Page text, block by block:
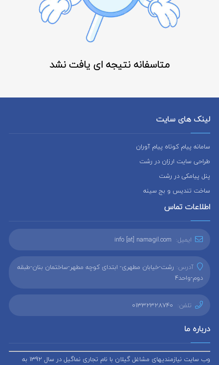
متاسفانه نتیجه ای یافت نشد
لینک های سایت
سامانه پیام کوتاه پیام آوران
طراحی سایت ارزان در رشت
پنل پیامکی در رشت
ساخت تندیس و بج سینه
اطلاعات تماس
ایمیل: info [at] namagil.com
آدرس: رشت-خیابان مطهری- ابتدای کوچه مطهر-ساختمان بنان-طبقه
دوم-واحد4
تلفن: 01332328740
درباره ما
وب سایت نیازمندیهای مشاغل گیلان با نام تجاری نماگیل در سال 1392 به